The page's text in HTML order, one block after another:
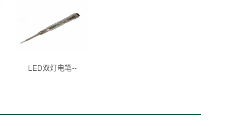
LED双灯电笔--